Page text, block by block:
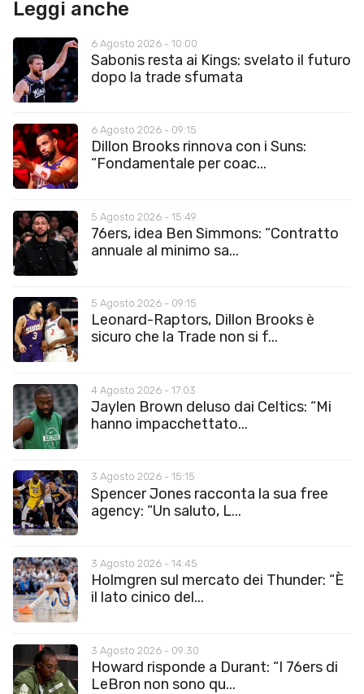
Leggi anche
6 Agosto 2026 - 10:00
Sabonis resta ai Kings: svelato il futuro
dopo la trade sfumata
6 Agosto 2026 - 09:15
Dillon Brooks rinnova con i Suns:
“Fondamentale per coac...
5 Agosto 2026 - 15:49
76ers, idea Ben Simmons: “Contratto
annuale al minimo sa...
5 Agosto 2026 - 09:15
Leonard-Raptors, Dillon Brooks è
sicuro che la Trade non si f...
4 Agosto 2026 - 17:03
Jaylen Brown deluso dai Celtics: “Mi
hanno impacchettato...
3 Agosto 2026 - 15:15
Spencer Jones racconta la sua free
agency: “Un saluto, L...
3 Agosto 2026 - 14:45
Holmgren sul mercato dei Thunder: “È
il lato cinico del...
3 Agosto 2026 - 09:30
Howard risponde a Durant: “I 76ers di
LeBron non sono qu...